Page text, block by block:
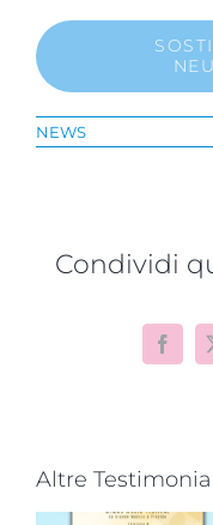
NEWS
Condividi
Altre